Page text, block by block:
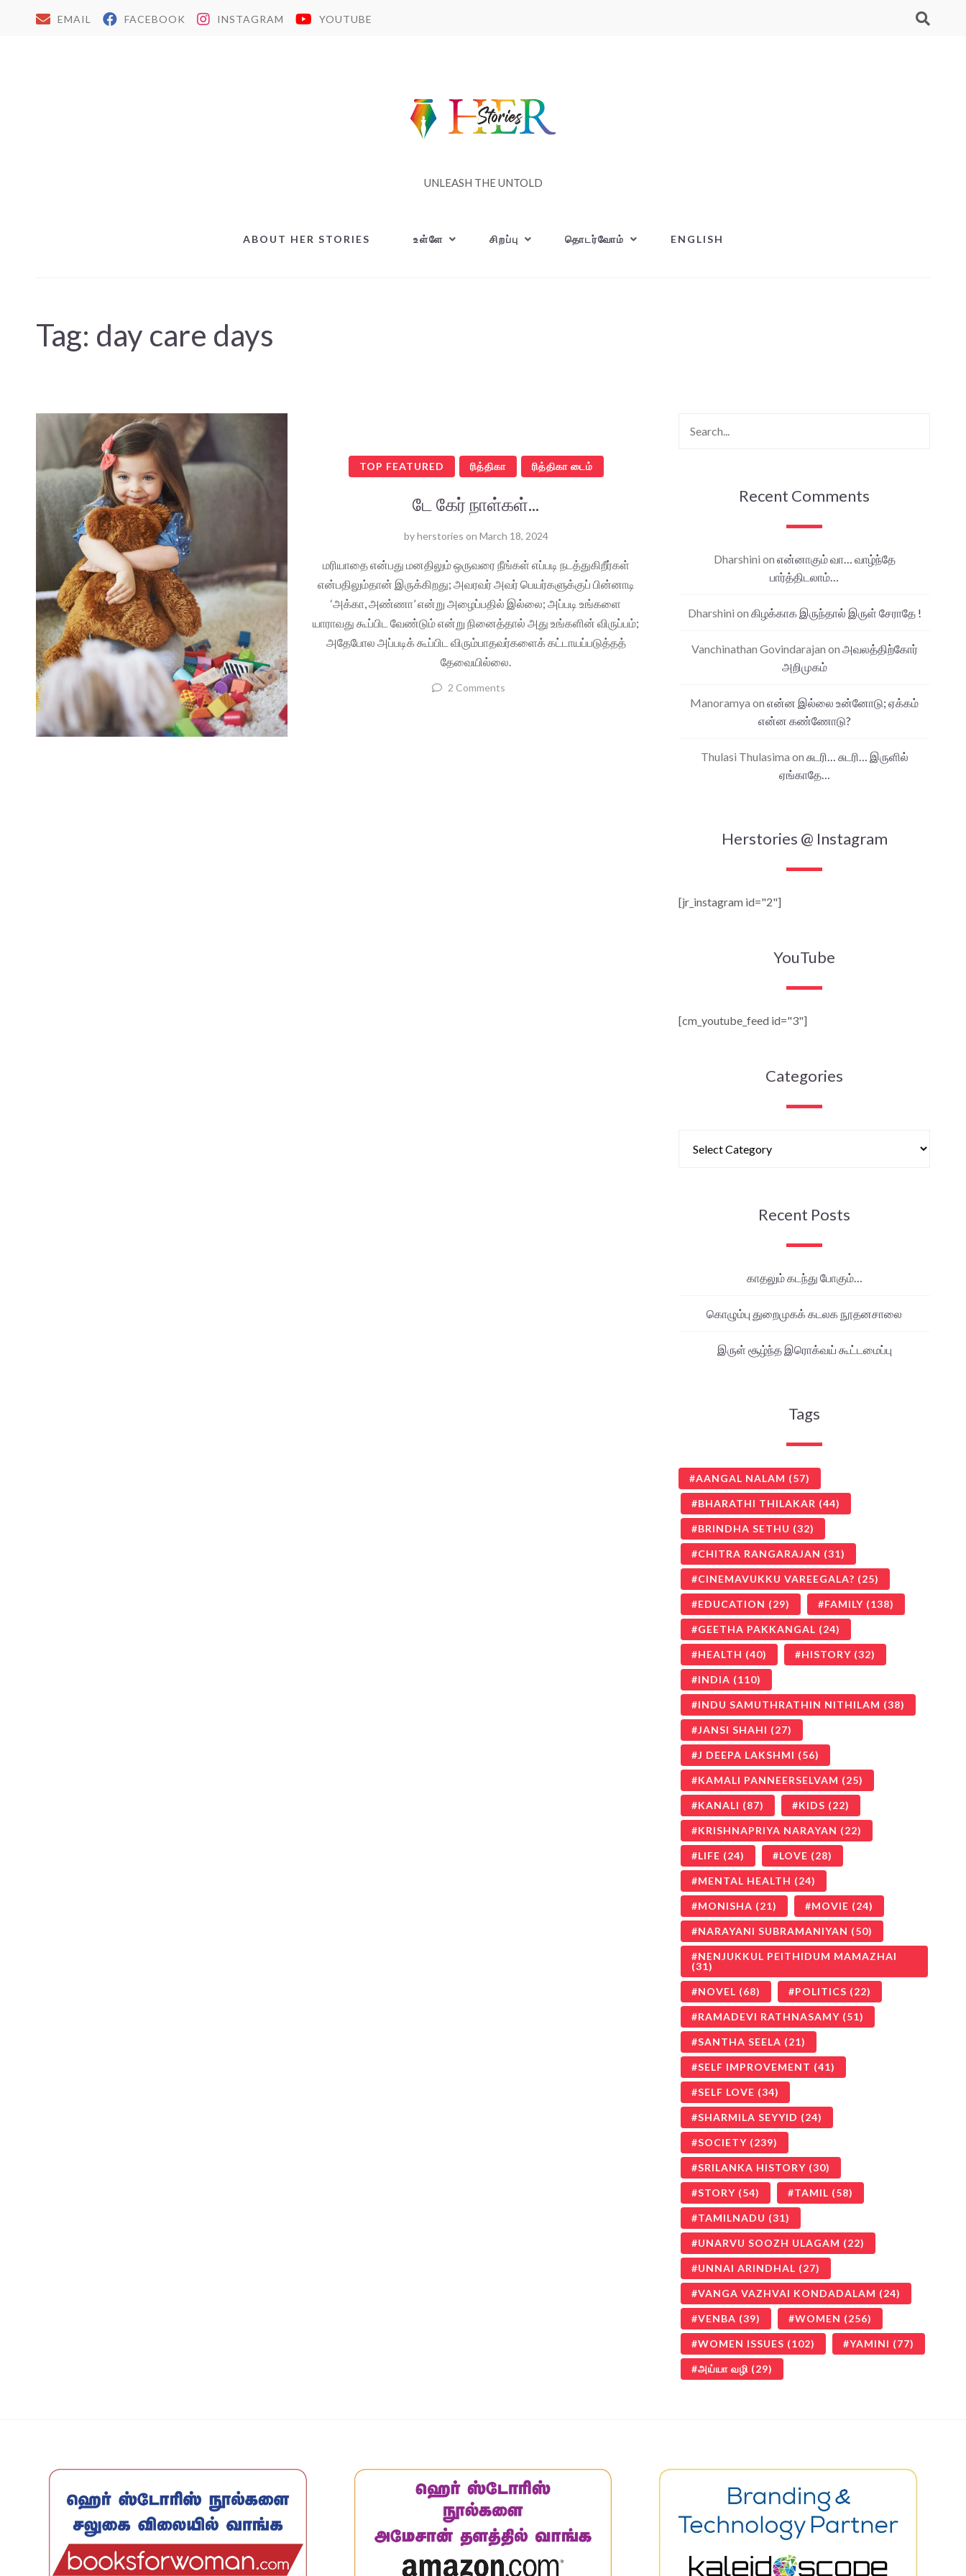
EMAIL FACEBOOK INSTAGRAM YOUTUBE
UNLEASH THE UNTOLD
ABOUT HER STORIES உள்ளே சிறப்பு தொடர்வோம் ENGLISH
Tag: day care days
TOP FEATURED ரித்திகா ரித்திகா டைம்
டே கேர் நாள்கள்...
byherstories on March 18, 2024
மரியாதை என்பது மனதிலும் ஒருவரை நீங்கள் எப்படி நடத்துகிறீர்கள்
என்பதிலும்தான் இருக்கிறது; அவரவர் அவர் பெயர்களுக்குப் பின்னாடி
‘அக்கா, அண்ணா’ என்று அழைப்பதில் இல்லை; அப்படி உங்களை
யாராவது கூப்பிட வேண்டும் என்று நினைத்தால் அது உங்களின் விருப்பம்;
அதேபோல அப்படிக் கூப்பிட விரும்பாதவர்களைக் கட்டாயப்படுத்தத்
தேவையில்லை.
2 Comments
Recent Comments
Dharshini on என்னாகும் வா… வாழ்ந்தே
பார்த்திடலாம்…
Dharshini on கிழக்காக இருந்தால் இருள் சேராதே !
Vanchinathan Govindarajan on அவலத்திற்கோர்
அறிமுகம்
Manoramya on என்ன இல்லை உன்னோடு; ஏக்கம்
என்ன கண்ணோடு?
Thulasi Thulasima on சுடரி… சுடரி… இருளில்
ஏங்காதே…
Herstories @ Instagram
[jr_instagram id="2"]
YouTube
[cm_youtube_feed id="3"]
Categories
Recent Posts
காதலும் கடந்து போகும்…
கொழும்பு துறைமுகக் கடலக நூதனசாலை
இருள் சூழ்ந்த இரொக்வய் கூட்டமைப்பு
Tags
AANGAL NALAM (57)
BHARATHI THILAKAR (44)
BRINDHA SETHU (32)
CHITRA RANGARAJAN (31)
CINEMAVUKKU VAREEGALA? (25)
EDUCATION (29) FAMILY (138)
GEETHA PAKKANGAL (24)
HEALTH (40) HISTORY (32)
INDIA (110)
INDU SAMUTHRATHIN NITHILAM (38)
JANSI SHAHI (27)
J DEEPA LAKSHMI (56)
KAMALI PANNEERSELVAM (25)
KANALI (87) KIDS (22)
KRISHNAPRIYA NARAYAN (22)
LIFE (24) LOVE (28)
MENTAL HEALTH (24)
MONISHA (21) MOVIE (24)
NARAYANI SUBRAMANIYAN (50)
NENJUKKUL PEITHIDUM MAMAZHAI
(31)
NOVEL (68) POLITICS (22)
RAMADEVI RATHNASAMY (51)
SANTHA SEELA (21)
SELF IMPROVEMENT (41)
SELF LOVE (34)
SHARMILA SEYYID (24)
SOCIETY (239)
SRILANKA HISTORY (30)
STORY (54) TAMIL (58)
TAMILNADU (31)
UNARVU SOOZH ULAGAM (22)
UNNAI ARINDHAL (27)
VANGA VAZHVAI KONDADALAM (24)
VENBA (39) WOMEN (256)
WOMEN ISSUES (102) YAMINI (77)
அய்யா வழி (29)